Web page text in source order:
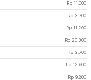
Rp 11.000
Rp 3.700
Rp 11.200
Rp 20.300
Rp 3.700
Rp 12.600
Rp 9.800